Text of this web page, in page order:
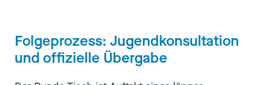
Folgeprozess: Jugendkonsultation
und offizielle Übergabe